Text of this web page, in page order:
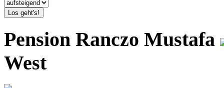
Los geht's!
Pension Ranczo Mustafa
West